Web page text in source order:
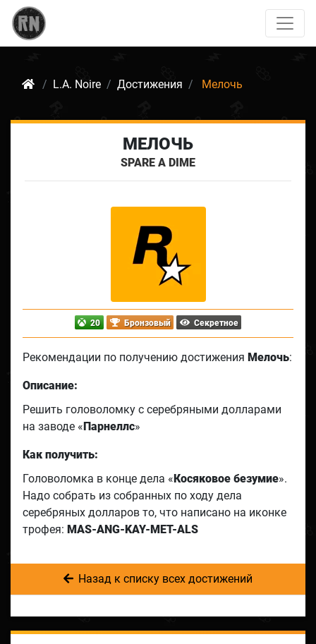
L.A. Noire Достижения Мелочь
МЕЛОЧЬ
SPARE A DIME
20 Бронзовый Секретное
Рекомендации по получению достиженияМелочь:
Описание:
Решить головоломку с серебряными долларами
на заводе «Парнеллс»
Как получить:
Головоломка в конце дела «Косяковое безумие».
Надо собрать из собранных по ходу дела
серебряных долларов то, что написано на иконке
трофея:MAS-ANG-KAY-MET-ALS
Назад к списку всех достижений